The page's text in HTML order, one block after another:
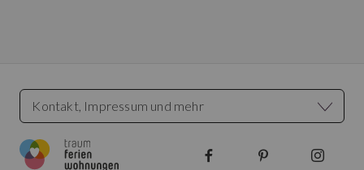
Kontakt, Impressum und mehr